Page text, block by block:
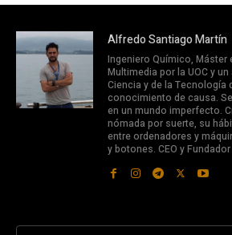
Alfredo Santiago Martín
Ingeniero Químico, Máster
Multimedia por la UOC y
Ciencia y de la Tecnología
conocimiento de causa.
en un mundo imperfecto.
nómada por suerte, su
entre ordenadores y
y botones. CEO y